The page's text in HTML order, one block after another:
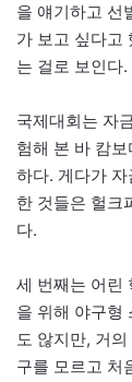
을 얘기하고 선
가 보고 싶다고
는 걸로 보인다.
국제대회는 자
험해 본 바 캄
하다. 게다가
한 것들은 헐크
다.
세 번째는 어린
을 위해 야구형
도 않지만, 거
구를 모르고 처